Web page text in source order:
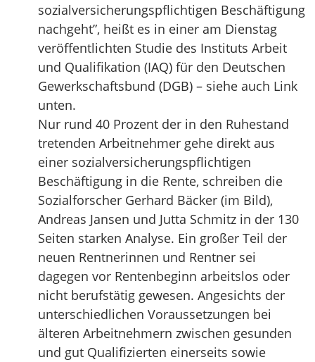
sozialversicherungspflichtigen Beschäftigung
nachgeht”, heißt es in einer am Dienstag
veröffentlichten Studie des Instituts Arbeit
und Qualifikation (IAQ) für den Deutschen
Gewerkschaftsbund (DGB) – siehe auch Link
unten.
Nur rund 40 Prozent der in den Ruhestand
tretenden Arbeitnehmer gehe direkt aus
einer sozialversicherungspflichtigen
Beschäftigung in die Rente, schreiben die
Sozialforscher Gerhard Bäcker (im Bild),
Andreas Jansen und Jutta Schmitz in der 130
Seiten starken Analyse. Ein großer Teil der
neuen Rentnerinnen und Rentner sei
dagegen vor Rentenbeginn arbeitslos oder
nicht berufstätig gewesen. Angesichts der
unterschiedlichen Voraussetzungen bei
älteren Arbeitnehmern zwischen gesunden
und gut Qualifizierten einerseits sowie